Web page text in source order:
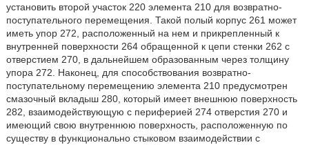
установить второй участок 220 элемента 210 для возвратно-
поступательного перемещения. Такой полый корпус 261 может
иметь упор 272, расположенный на нем и прикрепленный к
внутренней поверхности 264 обращенной к цепи стенки 262 с
отверстием 270, в дальнейшем образованным через толщину
упора 272. Наконец, для способствования возвратно-
поступательному перемещению элемента 210 предусмотрен
смазочный вкладыш 280, который имеет внешнюю поверхность
282, взаимодействующую с периферией 274 отверстия 270 и
имеющий свою внутреннюю поверхность, расположенную по
существу в функционально стыковом взаимодействии с